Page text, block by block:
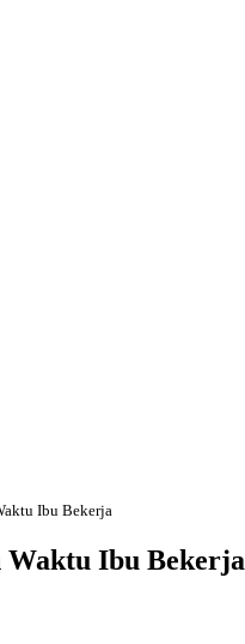
Ibu Bekerja
Waktu Ibu Bekerja